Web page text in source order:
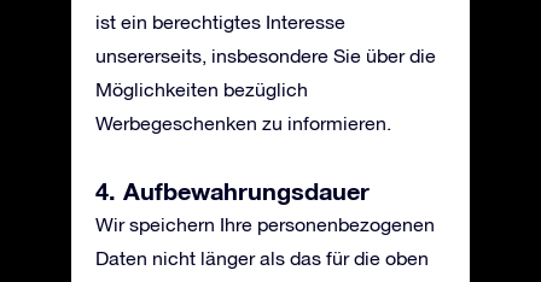
ist ein berechtigtes Interesse
unsererseits, insbesondere Sie über die
Möglichkeiten bezüglich
Werbegeschenken zu informieren.
4. Aufbewahrungsdauer
Wir speichern Ihre personenbezogenen
Daten nicht länger als das für die oben